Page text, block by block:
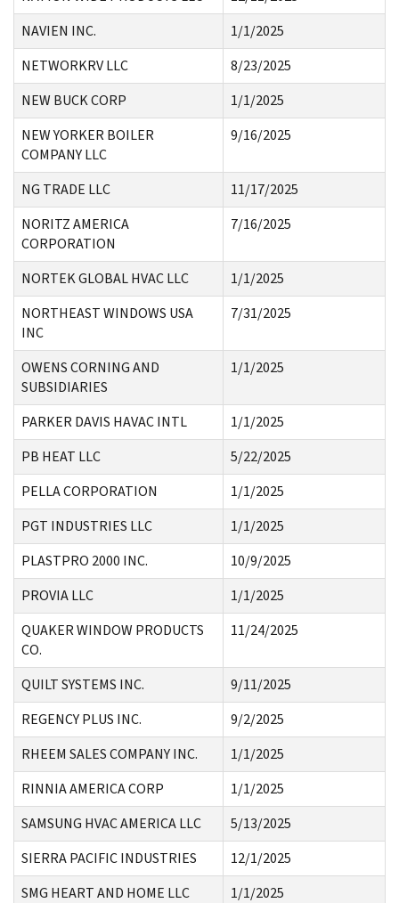
NAVIEN INC.
1/1/2025
NETWORKRV LLC
8/23/2025
NEW BUCK CORP
1/1/2025
NEW YORKER BOILER
COMPANY LLC
9/16/2025
NG TRADE LLC
11/17/2025
NORITZ AMERICA
CORPORATION
7/16/2025
NORTEK GLOBAL HVAC LLC
1/1/2025
NORTHEAST WINDOWS USA
INC
7/31/2025
OWENS CORNING AND
SUBSIDIARIES
1/1/2025
PARKER DAVIS HAVAC INTL
1/1/2025
PB HEAT LLC
5/22/2025
PELLA CORPORATION
1/1/2025
PGT INDUSTRIES LLC
1/1/2025
PLASTPRO 2000 INC.
10/9/2025
PROVIA LLC
1/1/2025
QUAKER WINDOW PRODUCTS
CO.
11/24/2025
QUILT SYSTEMS INC.
9/11/2025
REGENCY PLUS INC.
9/2/2025
RHEEM SALES COMPANY INC.
1/1/2025
RINNIA AMERICA CORP
1/1/2025
SAMSUNG HVAC AMERICA LLC
5/13/2025
SIERRA PACIFIC INDUSTRIES
12/1/2025
SMG HEART AND HOME LLC
1/1/2025